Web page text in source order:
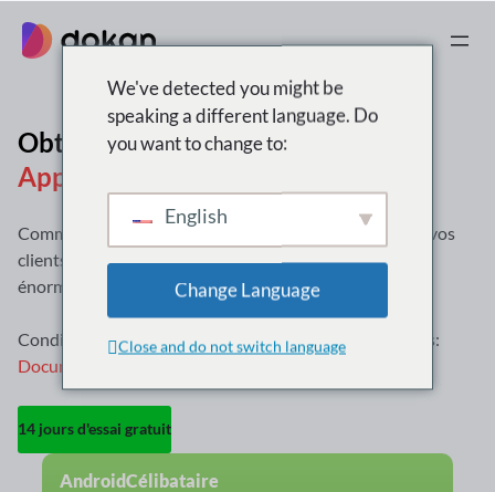
contenu
Obtenez votre place de marché
Application prête !
Commencez avec Android ou iOS selon l'utilisation de vos
clients,
ou sélectionnez les deux et économisez
énormément !
Condition préalable: Multifournisseur Dokan
Exigences:
Documentation
14 jours d'essai gratuit
AndroidCélibataire
We've detected you might be
speaking a different language. Do
you want to change to:
English
Change Language
Close and do not switch language